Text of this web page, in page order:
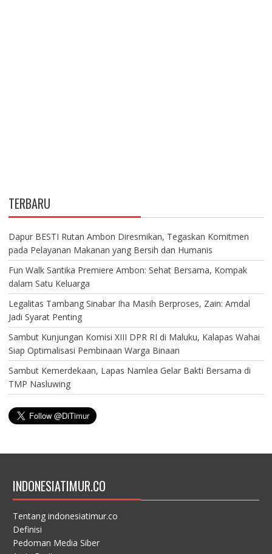
TERBARU
Dapur BESTI Rutan Ambon Diresmikan, Tegaskan Komitmen
pada Pelayanan Makanan yang Bersih dan Humanis
Fun Walk Santika Premiere Ambon: Sehat Bersama, Kompak
dalam Satu Keluarga
Legalitas Tambang Sinabar Iha Masih Berproses, Zain: Amdal
Jadi Syarat Penting
Sambut Kunjungan Komisi XIII DPR RI di Maluku, Kalapas Wahai
Siap Optimalisasi Pembinaan Warga Binaan
Sambut Kemerdekaan, Lapas Namlea Gelar Bakti Bersama di
TMP Nasluwing
INDONESIATIMUR.CO
Tentang indonesiatimur.co
Definisi
Pedoman Media Siber